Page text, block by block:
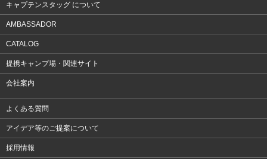
キャプテンスタッグ について
AMBASSADOR
CATALOG
提携キャンプ場・関連サイト
会社案内
よくある質問
アイデア等のご提案について
採用情報